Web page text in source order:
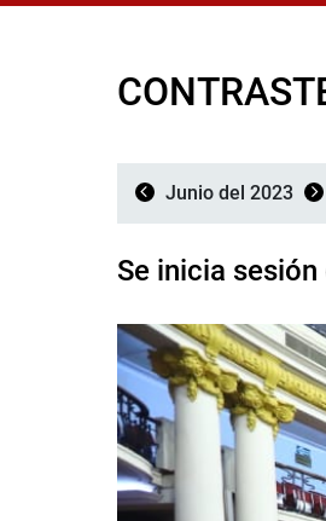
Junio del 2023
Se inicia